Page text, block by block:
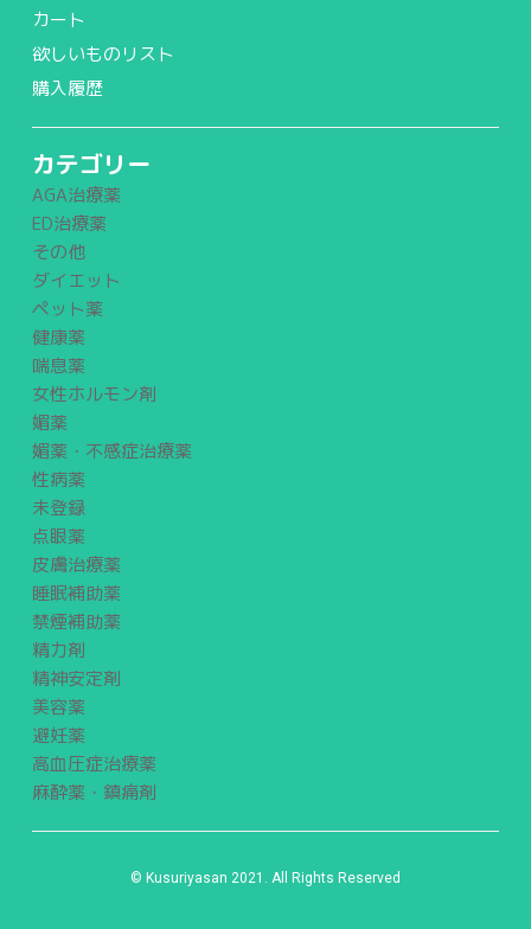
カート
欲しいものリスト
購入履歴
カテゴリー
AGA治療薬
ED治療薬
その他
ダイエット
ペット薬
健康薬
喘息薬
女性ホルモン剤
媚薬
媚薬・不感症治療薬
性病薬
未登録
点眼薬
皮膚治療薬
睡眠補助薬
禁煙補助薬
精力剤
精神安定剤
美容薬
避妊薬
高血圧症治療薬
麻酔薬・鎮痛剤
© Kusuriyasan 2021. All Rights Reserved